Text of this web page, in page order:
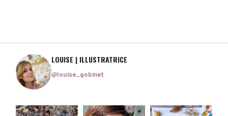
LOUISE | ILLUSTRATRICE
@louise_gobinet